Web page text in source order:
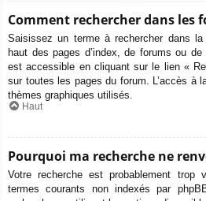
Comment rechercher dans les
Saisissez un terme à rechercher dans
haut des pages d’index, de forums ou
est accessible en cliquant sur le lien «
sur toutes les pages du forum. L’accès à
thèmes graphiques utilisés.
Haut
Pourquoi ma recherche ne
Votre recherche est probablement trop
termes courants non indexés par